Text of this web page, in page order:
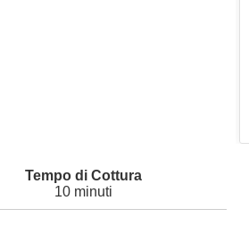
10 minuti